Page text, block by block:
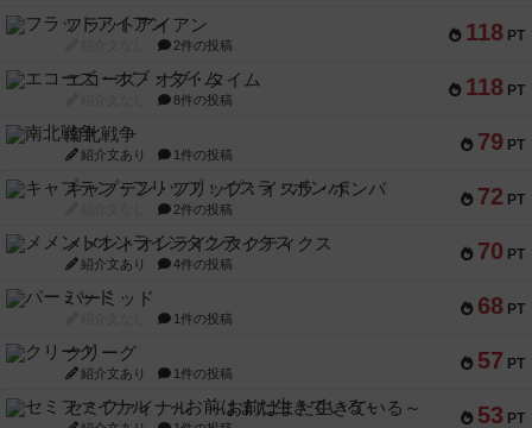
118 PT
フラットアイアン
2件の投稿
118 PT
エコーズ・オブ・タイム
8件の投稿
79 PT
南北戦争
紹介文あり 1件の投稿
72 PT
キャプテン・フリップ：イスラ・ボンバ
2件の投稿
70 PT
メメントオンラインタクティクス
紹介文あり 4件の投稿
68 PT
パーミッド
1件の投稿
57 PT
クリーグ
紹介文あり 1件の投稿
53 PT
セミファイナル ～お前はまだ生きている～